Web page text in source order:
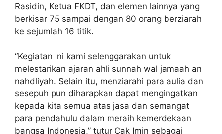
Rasidin, Ketua FKDT, dan elemen lainnya yang
berkisar 75 sampai dengan 80 orang berziarah
ke sejumlah 16 titik.
“Kegiatan ini kami selenggarakan untuk
melestarikan ajaran ahli sunnah wal jamaah an
nahdliyah. Selain itu, menziarahi para aulia dan
sesepuh pun diharapkan dapat mengingatkan
kepada kita semua atas jasa dan semangat
para pendahulu dalam meraih kemerdekaan
bangsa Indonesia,” tutur Cak Imin sebagai